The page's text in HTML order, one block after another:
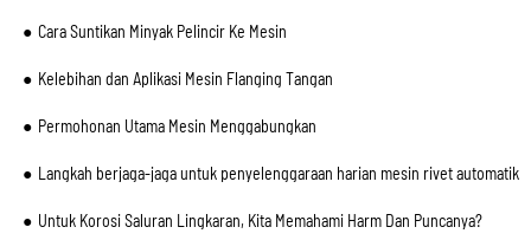
Cara Suntikan Minyak Pelincir Ke Mesin
Kelebihan dan Aplikasi Mesin Flanging Tangan
Permohonan Utama Mesin Menggabungkan
Langkah berjaga-jaga untuk penyelenggaraan harian mesin rivet automatik
Untuk Korosi Saluran Lingkaran, Kita Memahami Harm Dan Puncanya?